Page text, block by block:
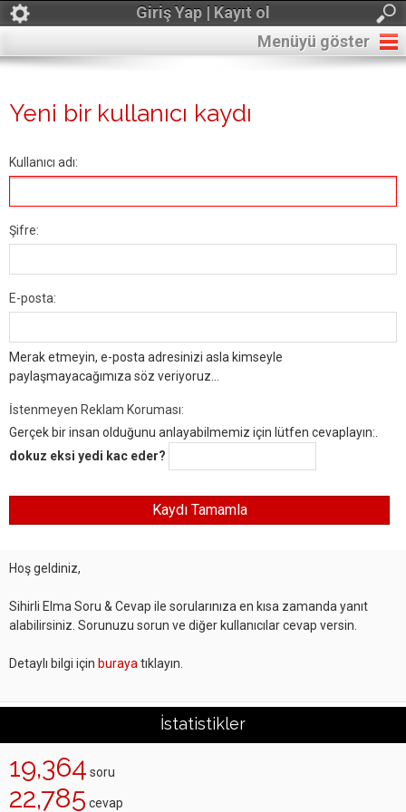
Giriş Yap | Kayıt ol
Menüyü göster
Yeni bir kullanıcı kaydı
Kullanıcı adı:
Şifre:
E-posta:
Merak etmeyin, e-posta adresinizi asla kimseyle
paylaşmayacağımıza söz veriyoruz...
İstenmeyen Reklam Koruması:
Gerçek bir insan olduğunu anlayabilmemiz için lütfen cevaplayın:.
dokuz eksi yedi kac eder?
Hoş geldiniz,
Sihirli Elma Soru & Cevap ile sorularınıza en kısa zamanda yanıt
alabilirsiniz. Sorunuzu sorun ve diğer kullanıcılar cevap versin.
Detaylı bilgi için buraya tıklayın.
İstatistikler
19,364 soru
22,785 cevap